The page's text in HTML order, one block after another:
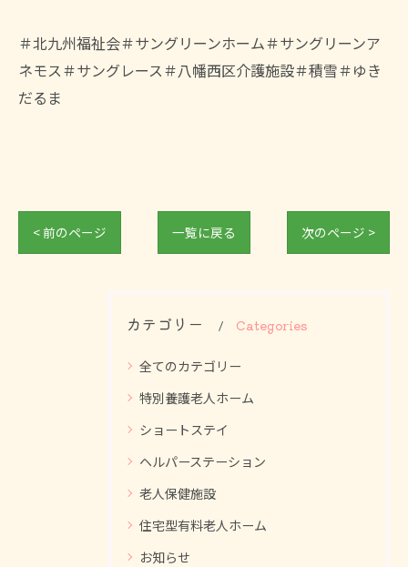
＃北九州福祉会＃サングリーンホーム＃サングリーンア
ネモス＃サングレース＃八幡西区介護施設＃積雪＃ゆき
だるま
< 前のページ 一覧に戻る 次のページ >
カテゴリー Categories
全てのカテゴリー
特別養護老人ホーム
ショートステイ
ヘルパーステーション
老人保健施設
住宅型有料老人ホーム
お知らせ